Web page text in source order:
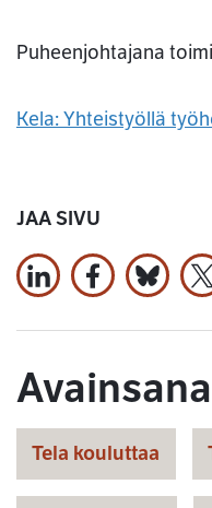
Puheenjohtajana
Kela: Yhteistyöllä
JAA SIVU
Jaa LinkedInissä
Jaa Jaa
Tela kouluttaa